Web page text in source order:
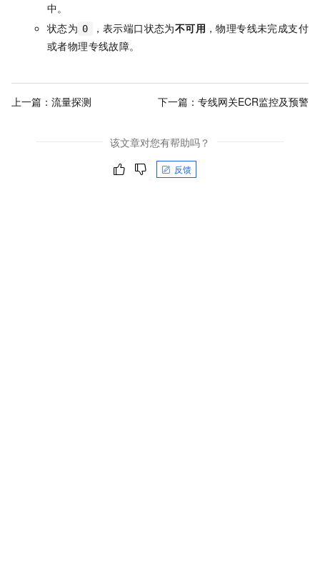
中。
状态为 0 ，表示端口状态为不可用 ，物理专线未完成支付
或者物理专线故障。
上一篇： 流量探测 下一篇： 专线网关ECR监控及预警
该文章对您有帮助吗？
反馈